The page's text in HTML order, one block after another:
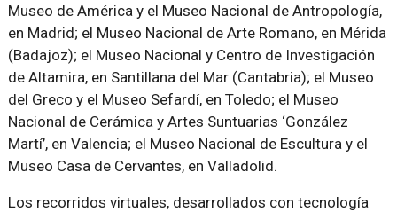
Museo de América y el Museo Nacional de Antropología,
en Madrid; el Museo Nacional de Arte Romano, en Mérida
(Badajoz); el Museo Nacional y Centro de Investigación
de Altamira, en Santillana del Mar (Cantabria); el Museo
del Greco y el Museo Sefardí, en Toledo; el Museo
Nacional de Cerámica y Artes Suntuarias ‘González
Martí’, en Valencia; el Museo Nacional de Escultura y el
Museo Casa de Cervantes, en Valladolid.
Los recorridos virtuales, desarrollados con tecnología